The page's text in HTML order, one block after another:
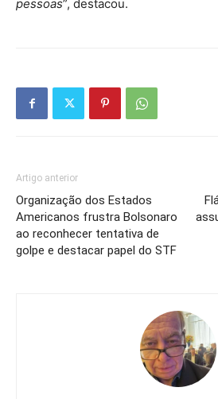
pessoas”, destacou.
Artigo anterior
Organização dos Estados
Americanos frustra Bolsonaro
ao reconhecer tentativa de
golpe e destacar papel do STF